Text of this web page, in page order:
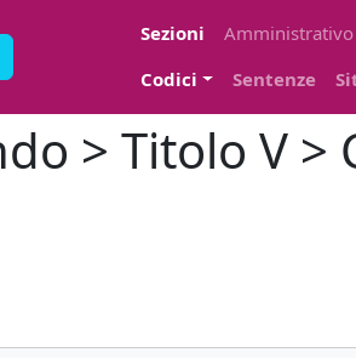
Sezioni
Amministrativo
Codici
Sentenze
> Titolo V >